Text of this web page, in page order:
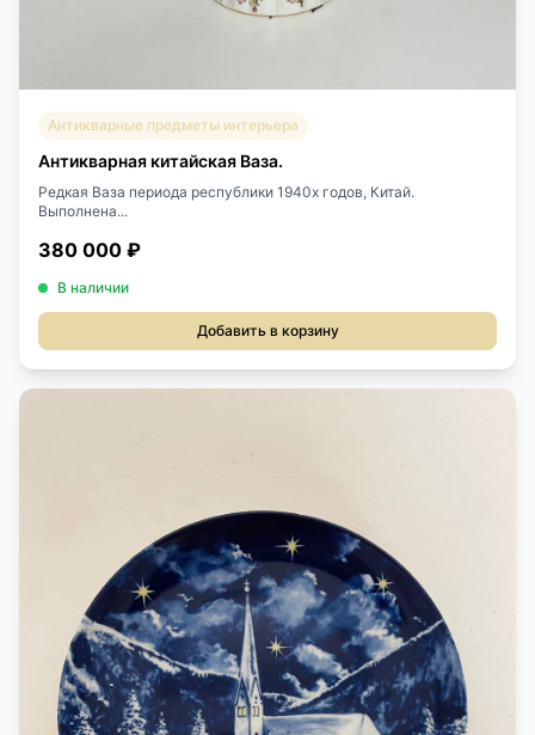
Антикварные предметы интерьера
Антикварная китайская Ваза.
Редкая Ваза периода республики 1940х годов, Китай.
Выполнена...
380 000 ₽
В наличии
Добавить в корзину